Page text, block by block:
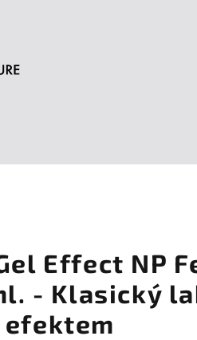
Effect NP
- Klasický